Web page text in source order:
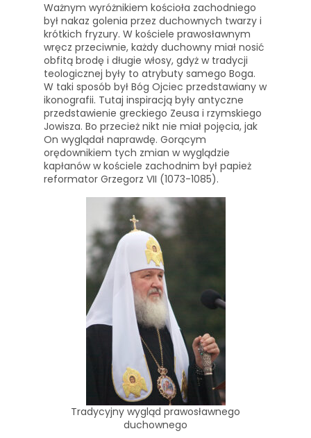
Ważnym wyróżnikiem kościoła zachodniego
był nakaz golenia przez duchownych twarzy i
krótkich fryzury. W kościele prawosławnym
wręcz przeciwnie, każdy duchowny miał nosić
obfitą brodę i długie włosy, gdyż w tradycji
teologicznej były to atrybuty samego Boga.
W taki sposób był Bóg Ojciec przedstawiany w
ikonografii. Tutaj inspiracją były antyczne
przedstawienie greckiego Zeusa i rzymskiego
Jowisza. Bo przecież nikt nie miał pojęcia, jak
On wyglądał naprawdę. Gorącym
orędownikiem tych zmian w wyglądzie
kapłanów w kościele zachodnim był papież
reformator Grzegorz VII (1073-1085).
Tradycyjny wygląd prawosławnego
duchownego